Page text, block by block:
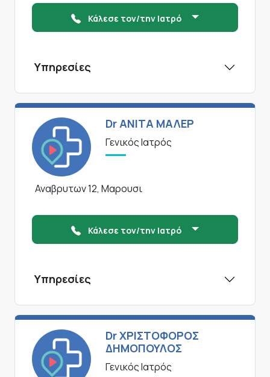
Κάλεσε τον/την Ιατρό
Υπηρεσίες
Dr ΑΝΙΤΑ ΜΑΛΕΡ
Γενικός Ιατρός
Αναβρυτων 12, Μαρουσι
Κάλεσε τον/την Ιατρό
Υπηρεσίες
Dr ΧΡΙΣΤΟΦΟΡΟΣ
ΔΗΜΟΠΟΥΛΟΣ
Γενικός Ιατρός